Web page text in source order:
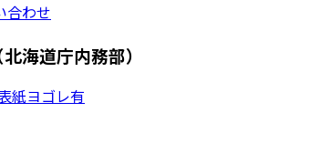
合わせ
海道庁内務部）
紙ヨゴレ有